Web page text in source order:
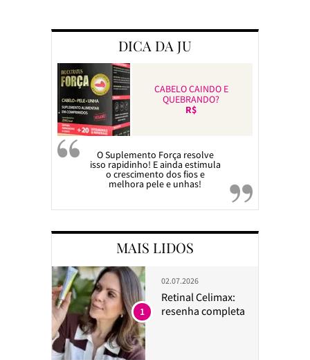
DICA DA JU
CABELO CAINDO E
QUEBRANDO?
R$
O Suplemento Força resolve
isso rapidinho! E ainda estimula
o crescimento dos fios e
melhora pele e unhas!
MAIS LIDOS
02.07.2026
Retinal Celimax:
resenha completa
1